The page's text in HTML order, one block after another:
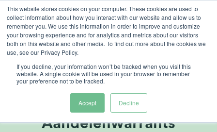
This website stores cookies on your computer. These cookies are used to
collect information about how you interact with our website and allow us to
remember you. We use this information in order to improve and customize
your browsing experience and for analytics and metrics about our visitors
both on this website and other media. To find out more about the cookies we
use, see our Privacy Policy.
If you decline, your information won’t be tracked when you visit this
website. A single cookie will be used in your browser to remember
your preference not to be tracked.
Accept Decline
Ga
naar
inhoud
Heliospectra's Incentive
Program
Aandelenwarrants